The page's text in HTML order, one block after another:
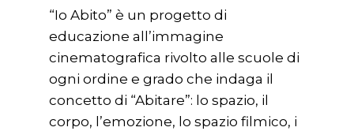
“Io Abito” è un progetto di
educazione all’immagine
cinematografica rivolto alle scuole di
ogni ordine e grado che indaga il
concetto di “Abitare”: lo spazio, il
corpo, l’emozione, lo spazio filmico, i